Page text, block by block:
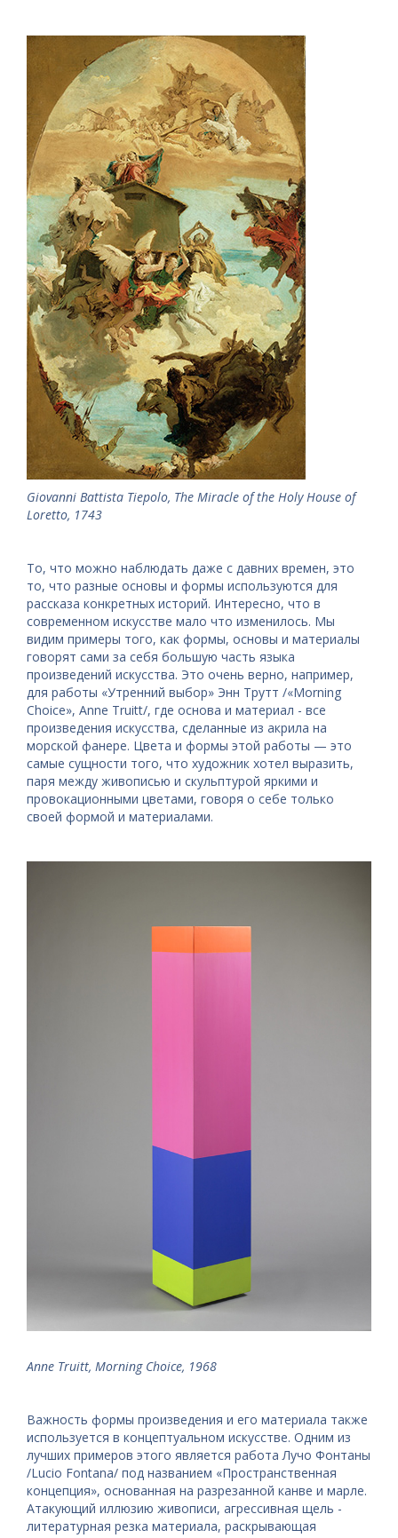
Giovanni Battista Tiepolo, The Miracle of the Holy House of
Loretto, 1743
То, что можно наблюдать даже с давних времен, это
то, что разные основы и формы используются для
рассказа конкретных историй. Интересно, что в
современном искусстве мало что изменилось. Мы
видим примеры того, как формы, основы и материалы
говорят сами за себя большую часть языка
произведений искусства. Это очень верно, например,
для работы «Утренний выбор» Энн Трутт /«Morning
Choice», Anne Truitt/, где основа и материал - все
произведения искусства, сделанные из акрила на
морской фанере. Цвета и формы этой работы — это
самые сущности того, что художник хотел выразить,
паря между живописью и скульптурой яркими и
провокационными цветами, говоря о себе только
своей формой и материалами.
Anne Truitt, Morning Choice, 1968
Важность формы произведения и его материала также
используется в концептуальном искусстве. Одним из
лучших примеров этого является работа Лучо Фонтаны
/Lucio Fontana/ под названием «Пространственная
концепция», основанная на разрезанной канве и марле.
Атакующий иллюзию живописи, агрессивная щель -
литературная резка материала, раскрывающая